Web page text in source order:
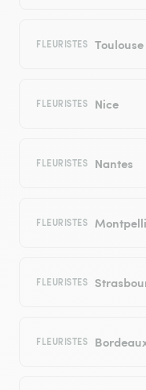
FLEURISTES Toulouse
FLEURISTES Nice
FLEURISTES Nantes
FLEURISTES
FLEURISTES
FLEURISTES